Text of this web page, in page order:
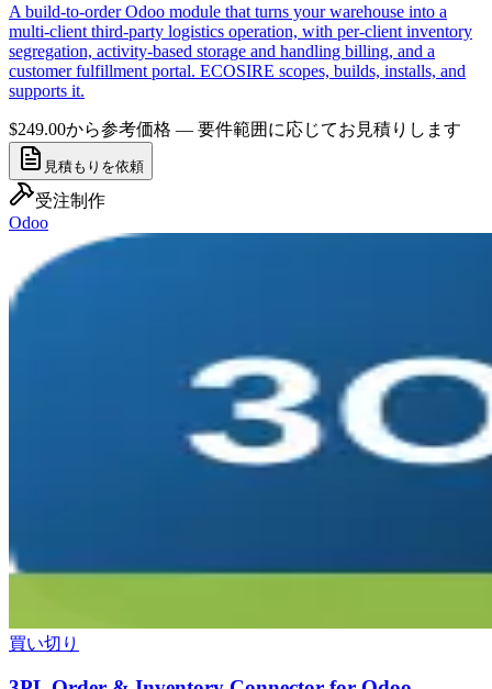
A build-to-order Odoo module that turns your warehouse into a
multi-client third-party logistics operation, with per-client inventory
segregation, activity-based storage and handling billing, and a
customer fulfillment portal. ECOSIRE scopes, builds, installs, and
supports it.
$249.00から参考価格 — 要件範囲に応じてお見積りします
見積もりを依頼
受注制作
Odoo
買い切り